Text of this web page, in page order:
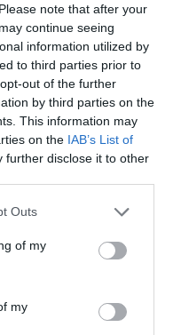
note that after your
continue seeing
information utilized by
to third parties prior to
out of the further
by third parties on the
This information may
on the IAB’s List of
further disclose it to other
one or more Google
You may click to
its third-party tags to
in below Google
Outs
of my
my